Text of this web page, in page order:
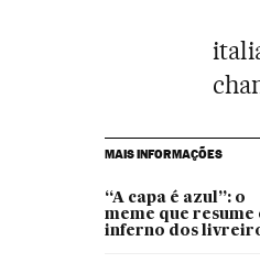
MAIS INFORMAÇÕES
“A capa é azul”: o
meme que resume
inferno dos